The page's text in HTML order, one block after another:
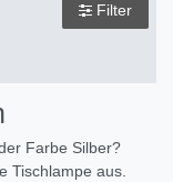
Filter
Farbe Silber?
Tischlampe aus.